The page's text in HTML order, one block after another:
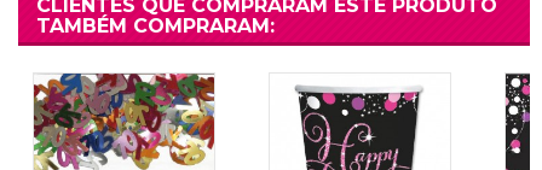
CLIENTES QUE COMPRARAM ESTE PRODUTO
TAMBÉM COMPRARAM: